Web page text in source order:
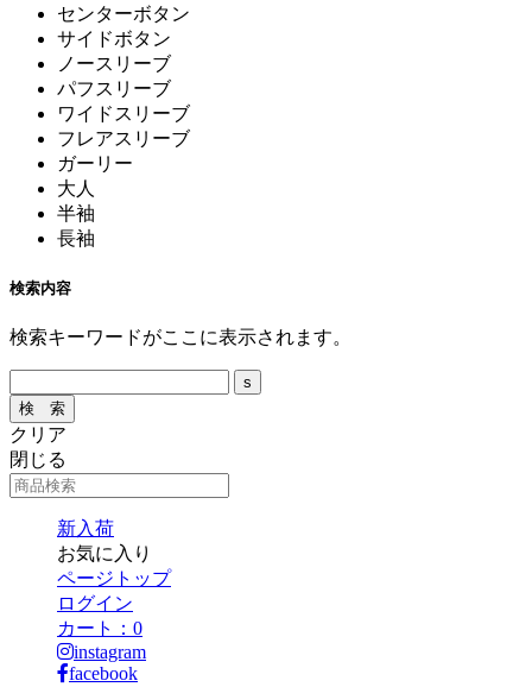
センターボタン
サイドボタン
ノースリーブ
パフスリーブ
ワイドスリーブ
フレアスリーブ
ガーリー
大人
半袖
長袖
検索内容
検索キーワードがここに表示されます。
クリア
閉じる
新入荷
お気に入り
ページトップ
ログイン
カート： 0
instagram
facebook